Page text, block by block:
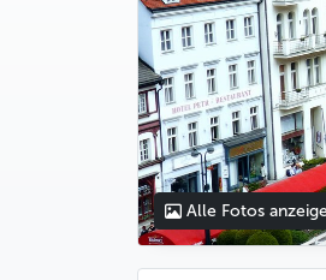
Alle Fotos